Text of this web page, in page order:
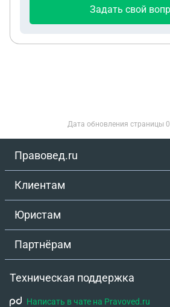
Заранее спасибо!Задать свой
Дата обновления страницы
Правовед.ru
Клиентам
Юристам
Партнёрам
Техническая поддержка
Написать в чате на Pravoved.ru